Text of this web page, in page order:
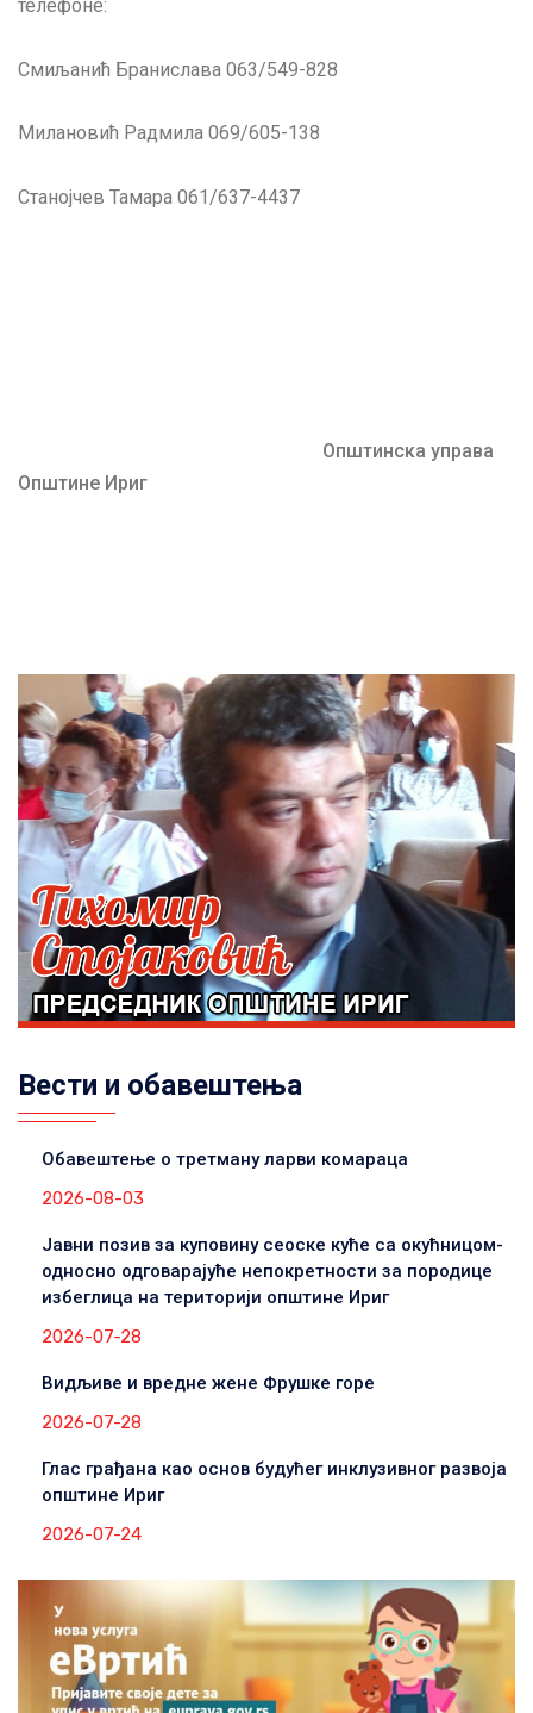
телефоне:
Смиљанић Бранислава 063/549-828
Милановић Радмила 069/605-138
Станојчев Тамара 061/637-4437
Општинска управа
Општине Ириг
Вести и обавештења
Обавештење о третману ларви комараца
2026-08-03
Јавни позив за куповину сеоске куће са окућницом-
односно одговарајуће непокретности за породице
избеглица на територији општине Ириг
2026-07-28
Видљиве и вредне жене Фрушке горе
2026-07-28
Глас грађана као основ будућег инклузивног развоја
општине Ириг
2026-07-24